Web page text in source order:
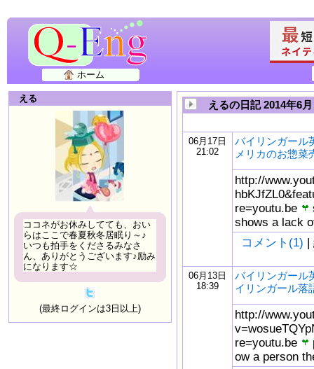
ホーム
える
ココネがお休みしてても、おい
らはここで春夏秋冬居眠り～♪
いつも拍手をくださるみなさ
ん、ありがとうございます♪励み
になります☆
(最終ログインは3日以上)
えるの日記 2014年6月
06月17日
21:02
バイリンガール
メリカのお惣菜
http://
re=youtu.be
shows a lack
コメント(1) |
06月13日
18:39
バイリンガール
イリンガール落
http://
re=youtu.be
ow a person